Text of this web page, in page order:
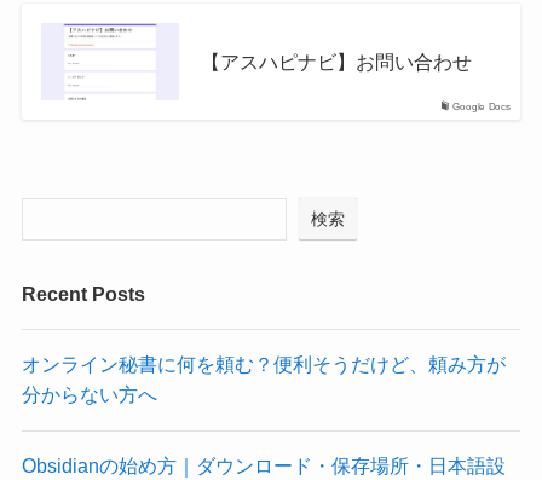
Google Docs
【アスハピナビ】お問い合わせ
検索
Recent Posts
オンライン秘書に何を頼む？便利そうだけど、頼み方が
分からない方へ
Obsidianの始め方｜ダウンロード・保存場所・日本語設